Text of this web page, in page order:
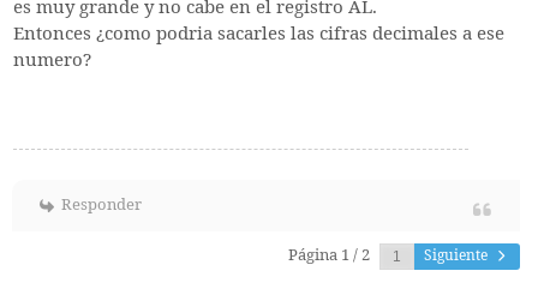
es muy grande y no cabe en el registro AL.
Entonces ¿como podria sacarles las cifras decimales a ese
numero?
Responder
Página 1 / 2 Siguiente